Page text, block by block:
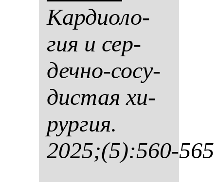
Кар­ди­оло­
гия и сер­
деч­но-со­су­
дис­тая хи­
рур­гия.
2025;(5):560-565